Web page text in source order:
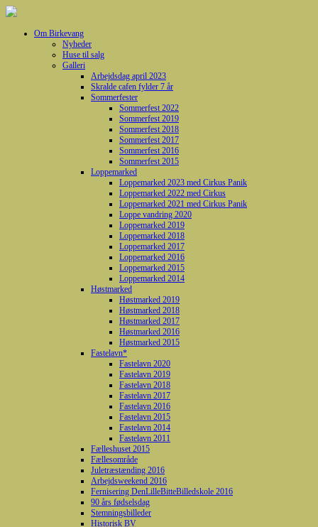
Om Birkevang
Nyheder
Huse til salg
Galleri
Arbejdsdag april 2023
Skralde cafen fylder 7 år
Sommerfester
Sommerfest 2022
Sommerfest 2019
Sommerfest 2018
Sommerfest 2017
Sommerfest 2016
Sommerfest 2015
Loppemarked
Loppemarked 2023 med Cirkus Panik
Loppemarked 2022 med Cirkus
Loppemarked 2021 med Cirkus Panik
Loppe vandring 2020
Loppemarked 2019
Loppemarked 2018
Loppemarked 2017
Loppemarked 2016
Loppemarked 2015
Loppemarked 2014
Høstmarked
Høstmarked 2019
Høstmarked 2018
Høstmarked 2017
Høstmarked 2016
Høstmarked 2015
Fastelavn*
Fastelavn 2020
Fastelavn 2019
Fastelavn 2018
Fastelavn 2017
Fastelavn 2016
Fastelavn 2015
Fastelavn 2014
Fastelavn 2011
Fælleshuset 2015
Fællesområde
Juletræstænding 2016
Arbejdsweekend 2016
Fernisering DenLilleBitteBilledskole 2016
90 års fødselsdag
Stemningsbilleder
Historisk BV